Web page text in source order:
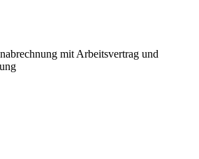
mit Arbeitsvertrag und